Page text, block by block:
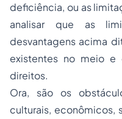
deficiência, ou as
analisar que as
desvantagens acima
existentes no meio
direitos.
Ora, são os
culturais, econômicos,